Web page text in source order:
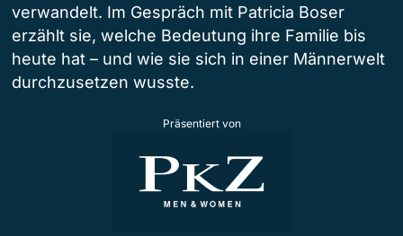
verwandelt. Im Gespräch mit Patricia Boser
erzählt sie, welche Bedeutung ihre Familie bis
heute hat – und wie sie sich in einer Männerwelt
durchzusetzen wusste.
Präsentiert von